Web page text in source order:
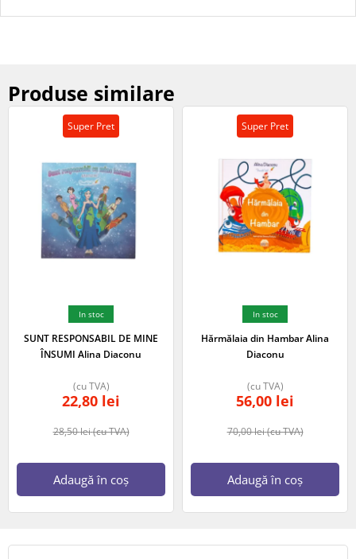
Produse similare
Super Pret
In stoc
SUNT RESPONSABIL DE MINE
ÎNSUMI Alina Diaconu
28,50lei(cu TVA)
22,80 lei
(cu TVA)
Adaugă în coș
Super Pret
In stoc
Hărmălaia din Hambar Alina
Diaconu
70,00lei(cu TVA)
56,00 lei
(cu TVA)
Adaugă în coș